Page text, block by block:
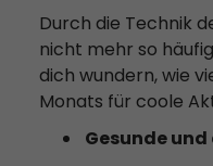
Durch die Technik
nicht mehr so
dich wundern, wie
Monats für coole
Gesunde